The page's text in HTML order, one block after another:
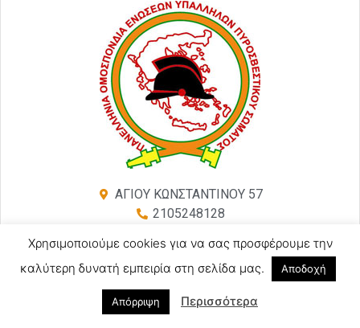
ΑΓΙΟΥ ΚΩΝΣΤΑΝΤΙΝΟΥ 57
2105248128
poeyps@yahoo.com
Χρησιμοποιούμε cookies για να σας προσφέρουμε την
καλύτερη δυνατή εμπειρία στη σελίδα μας.
Αποδοχή
Απόρριψη Περισσότερα